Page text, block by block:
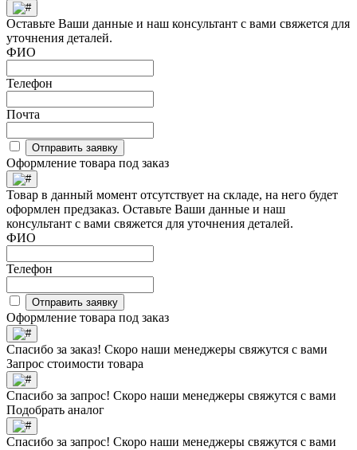
Оставьте Ваши данные и наш консультант с вами свяжется для
уточнения деталей.
ФИО
Телефон
Почта
Отправить заявку
Оформление товара под заказ
Товар в данный момент отсутствует на складе, на него будет
оформлен предзаказ. Оставьте Ваши данные и наш
консультант с вами свяжется для уточнения деталей.
ФИО
Телефон
Отправить заявку
Оформление товара под заказ
Спасибо за заказ! Скоро наши менеджеры свяжутся с вами
Запрос стоимости товара
Спасибо за запрос! Скоро наши менеджеры свяжутся с вами
Подобрать аналог
Спасибо за запрос! Скоро наши менеджеры свяжутся с вами